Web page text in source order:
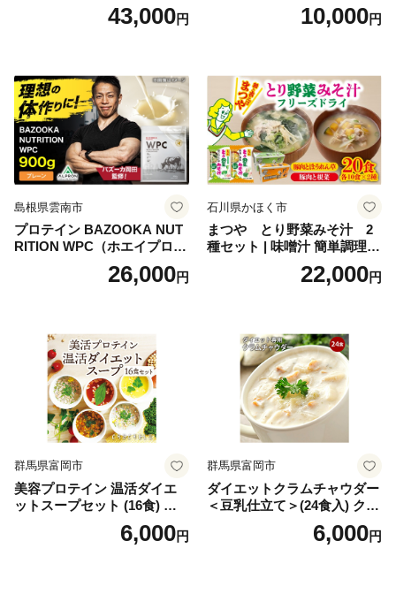
寸 3段重 2～3人前 おせち料
理 重箱 お正月 冷凍おせち 縁
ち 本格おせち おせち予約 年
末 年始 お取り寄せ 新春 贅沢
おせち こだわりおせち 惣菜
老舗おせち ふるさと納税お
せち 御節 お節料理 正月 調理
不要 おせち料理2027
43,000円
かず お酒 おつまみ ギフト キ
ャンプ アウトドア キャンプ
10,000円
島根県雲南市
プロテイン BAZOOKA NUT
RITION WPC（ホエイプロテ
イン）＜プレーン＞ 900g｜
バズーカ岡田監修・植物由来
ロン [AIEN005]
26,000円
石川県かほく市
まつや とり野菜みそ汁 2
種セット | 味噌汁 簡単調理
お味噌 おみそ みそ とり野菜
時短料理 時短ごはん ご当地
22,000円
群馬県富岡市
美容プロテイン 温活ダイエ
ットスープセット (16食) 小
分け スープ 食べ比べ セット
詰合せ クラムチャウダー チ
6,000円
群馬県富岡市
ダイエットクラムチャウダー
＜豆乳仕立て＞(24食入) クラ
ムチャウダー 豆乳 ダイエッ
ト スープ プロテイン たんぱ
6,000円